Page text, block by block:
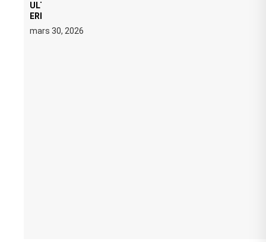
ULTRA 2026 : SWEDISH HOUSE MAFIA RETROUVE
ERIC PRYDZ DANS UN MOMENT CHARGÉ DE
SYMBOLE
mars 30, 2026